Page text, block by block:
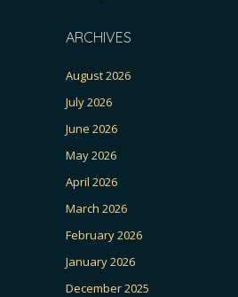
ARCHIVES
August 2026
July 2026
June 2026
May 2026
April 2026
March 2026
February 2026
January 2026
December 2025